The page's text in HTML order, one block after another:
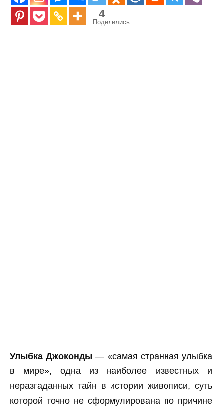
4
Поделились
Улыбка Джоконды — «самая странная улыбка
в мире», одна из наиболее известных и
неразгаданных тайн в истории живописи, суть
которой точно не сформулирована по причине